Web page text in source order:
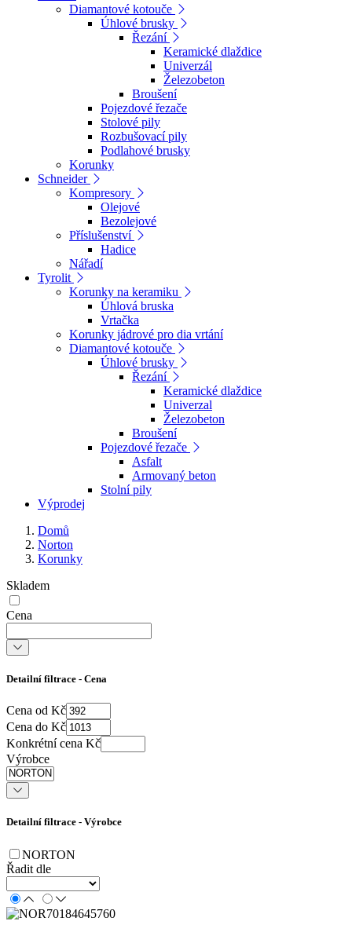
Diamantové kotouče
Úhlové brusky
Řezání
Keramické dlaždice
Univerzál
Železobeton
Broušení
Pojezdové řezače
Stolové pily
Rozbušovací pily
Podlahové brusky
Korunky
Schneider
Kompresory
Olejové
Bezolejové
Příslušenství
Hadice
Nářadí
Tyrolit
Korunky na keramiku
Úhlová bruska
Vrtačka
Korunky jádrové pro dia vrtání
Diamantové kotouče
Úhlové brusky
Řezání
Keramické dlaždice
Univerzal
Železobeton
Broušení
Pojezdové řezače
Asfalt
Armovaný beton
Stolní pily
Výprodej
Domů
Norton
Korunky
Skladem
Cena
Detailní filtrace - Cena
Cena od Kč
Cena do Kč
Konkrétní cena Kč
Výrobce
Detailní filtrace - Výrobce
NORTON
Řadit dle